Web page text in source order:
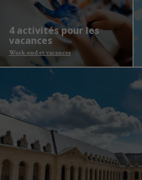
4 activités pour les
vacances
Week-end et vacances